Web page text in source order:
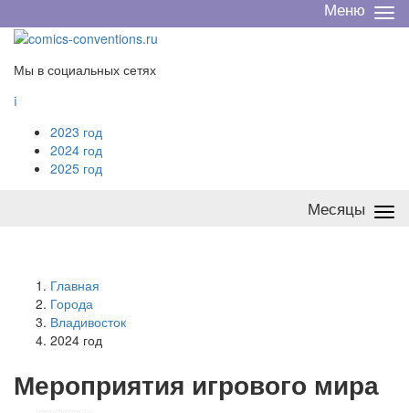
/
Меню
Мы в социальных сетях

2023 год
2024 год
2025 год
Месяцы
Главная
Города
Владивосток
2024 год
Мероприятия игрового мира